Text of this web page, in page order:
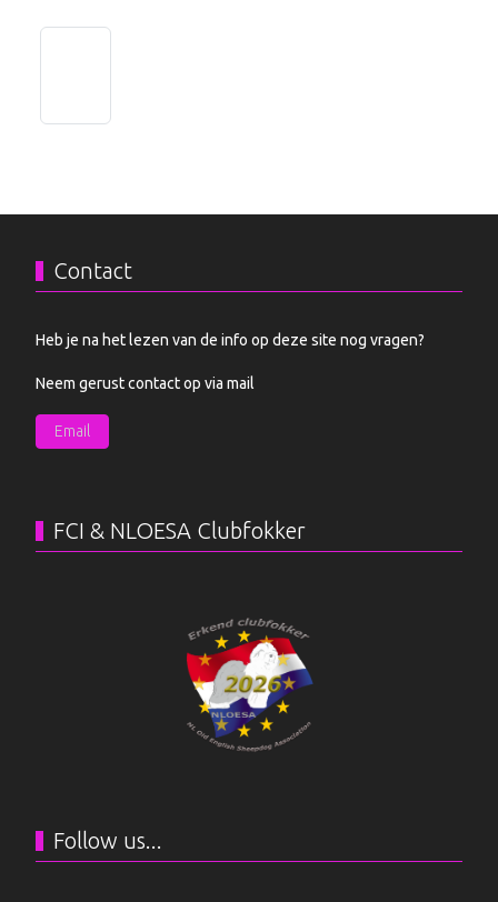
Contact
Heb je na het lezen van de info op deze site nog vragen?
Neem gerust contact op via mail
Email
FCI & NLOESA Clubfokker
Follow us...